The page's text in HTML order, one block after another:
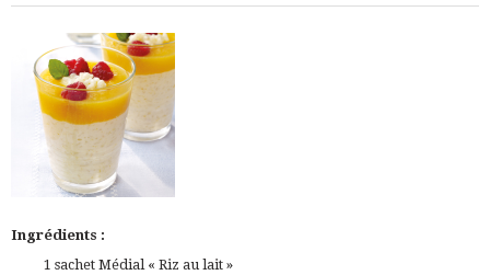
Ingrédients :
1 sachet Médial « Riz au lait »